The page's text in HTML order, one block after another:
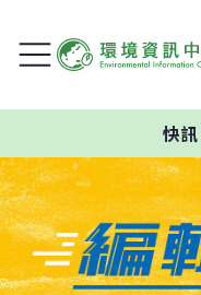
快訊